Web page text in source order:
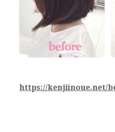
https://kenjiinoue.net/